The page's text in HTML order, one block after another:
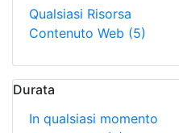
Qualsiasi Risorsa
Contenuto Web (5)
Durata
In qualsiasi momento